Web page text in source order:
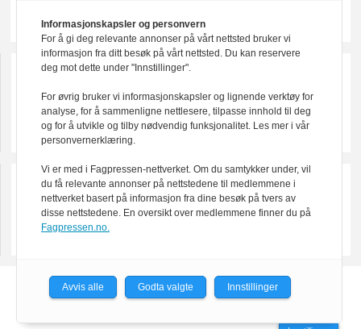
Powered by Labrador CMS
Informasjonskapsler og personvern
For å gi deg relevante annonser på vårt nettsted bruker vi
informasjon fra ditt besøk på vårt nettsted. Du kan reservere
deg mot dette under "Innstillinger".
For øvrig bruker vi informasjonskapsler og lignende verktøy for
analyse, for å sammenligne nettlesere, tilpasse innhold til deg
og for å utvikle og tilby nødvendig funksjonalitet. Les mer i vår
personvernerklæring.
Vi er med i Fagpressen-nettverket. Om du samtykker under, vil
du få relevante annonser på nettstedene til medlemmene i
nettverket basert på informasjon fra dine besøk på tvers av
disse nettstedene. En oversikt over medlemmene finner du på
Fagpressen.no.
Avvis alle Godta valgte Innstillinger